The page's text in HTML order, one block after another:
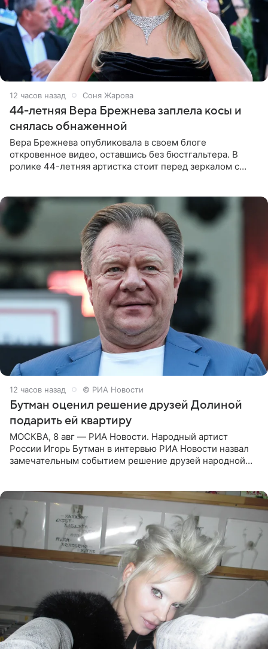
12 часов назад Соня Жарова
44-летняя Вера Брежнева заплела косы и
снялась обнаженной
Вера Брежнева опубликовала в своем блоге
откровенное видео, оставшись без бюстгальтера. В
ролике 44-летняя артистка стоит перед зеркалом с
12 часов назад © РИА Новости
Бутман оценил решение друзей Долиной
подарить ей квартиру
МОСКВА, 8 авг — РИА Новости. Народный артист
России Игорь Бутман в интервью РИА Новости назвал
замечательным событием решение друзей народной